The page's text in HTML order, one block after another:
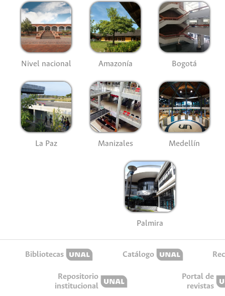
Nivel nacional Amazonía Bogotá
La Paz Manizales Medellín
Palmira
Bibliotecas Catálogo
Repositorio
institucional
Portal de
revistas